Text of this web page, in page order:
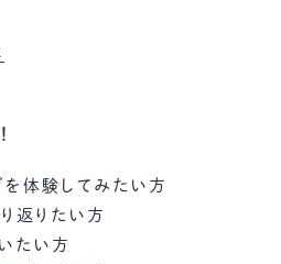
を体験してみたい方
返りたい方
たい方